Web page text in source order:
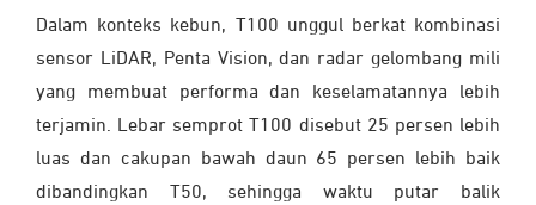
Dalam konteks kebun, T100 unggul berkat kombinasi
sensor LiDAR, Penta Vision, dan radar gelombang mili
yang membuat performa dan keselamatannya lebih
terjamin. Lebar semprot T100 disebut 25 persen lebih
luas dan cakupan bawah daun 65 persen lebih baik
dibandingkan T50, sehingga waktu putar balik